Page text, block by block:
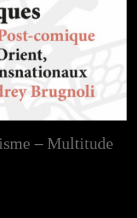
– Multitude